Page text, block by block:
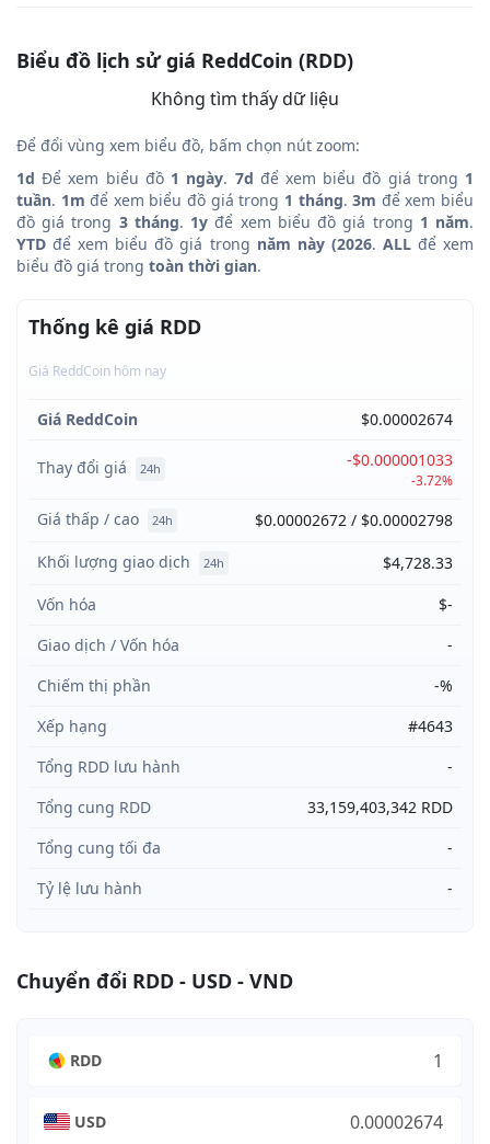
Biểu đồ lịch sử giá ReddCoin (RDD)
Không tìm thấy dữ liệu
Để đổi vùng xem biểu đồ, bấm chọn nút zoom:
1d Để xem biểu đồ 1 ngày. 7d để xem biểu đồ giá trong 1
tuần. 1m để xem biểu đồ giá trong 1 tháng.3m để xem biểu
đồ giá trong 3 tháng. 1y để xem biểu đồ giá trong 1 năm.
YTD để xem biểu đồ giá trong năm này (2026. ALLđể xem
biểu đồ giá trong toàn thời gian.
Thống kê giá RDD
Giá ReddCoin hôm nay
Giá ReddCoin $0.00002674
Thay đổi giá 24h -$0.000001033
-3.72%
Giá thấp / cao 24h
$0.00002672 / $0.00002798
Khối lượng giao dịch
24h
$4,728.33
Vốn hóa
$-
Giao dịch / Vốn hóa
-
Chiếm thị phần
-%
Xếp hạng
#4643
Tổng RDD lưu hành
-
Tổng cung RDD
33,159,403,342 RDD
Tổng cung tối đa
-
Tỷ lệ lưu hành
-
Chuyển đổi RDD - USD - VND
RDD
USD